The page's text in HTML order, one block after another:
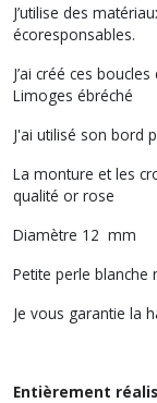
J’utilise des
écoresponsables.
J’ai créé ces
Limoges ébréché
J'ai utilisé son bord
La monture et les
qualité or rose
Diamètre 12 mm
Petite perle blanche
Je vous garantie la
Entièrement